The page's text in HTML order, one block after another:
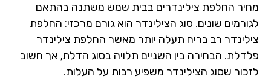
החלפת צילינדרים בבית שמש משתנה בהתאם
שונים. סוג הצילינדר הוא גורם מרכזי: החלפת
רב בריח תעלה יותר מאשר החלפת צילינדר
הבחירה בין השניים תלויה בסוג הדלת, אך חשוב
שסוג הצילינדר משפיע רבות על העלות.